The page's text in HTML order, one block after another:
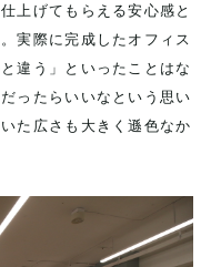
上げてもらえる安心感と
実際に完成したオフィス
違う」といったことはな
ったらいいなという思い
た広さも大きく遜色なか